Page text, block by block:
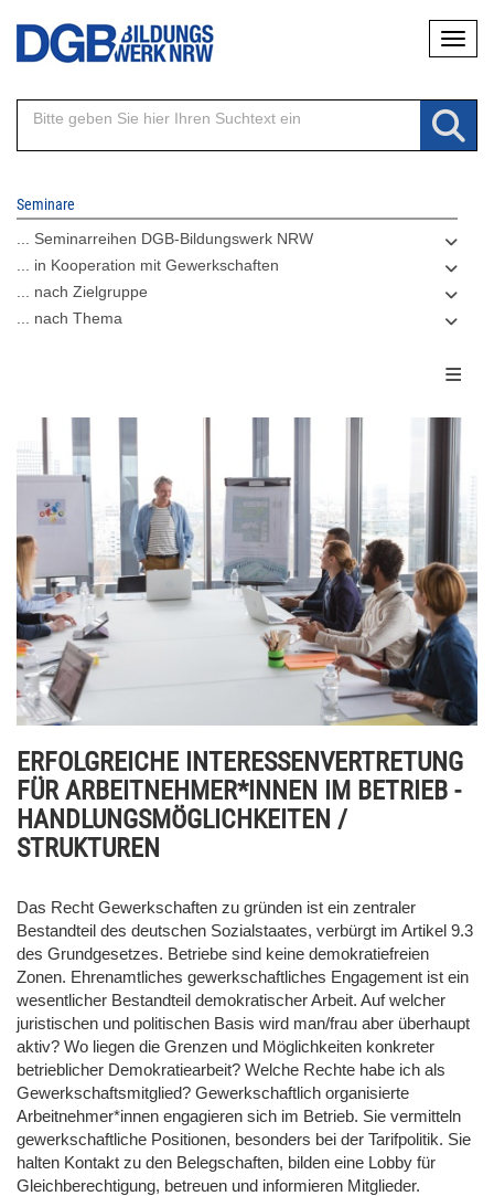
Direkt
Inhalt
Seminare
... Seminarreihen DGB-Bildungswerk NRW
... in Kooperation mit Gewerkschaften
... nach Zielgruppe
... nach Thema
ERFOLGREICHE INTERESSENVERTRETUNG
FÜR ARBEITNEHMER*INNEN IM BETRIEB -
HANDLUNGSMÖGLICHKEITEN /
STRUKTUREN
Das Recht Gewerkschaften zu gründen ist ein zentraler
Bestandteil des deutschen Sozialstaates, verbürgt im Artikel 9.3
des Grundgesetzes. Betriebe sind keine demokratiefreien
Zonen. Ehrenamtliches gewerkschaftliches Engagement ist ein
wesentlicher Bestandteil demokratischer Arbeit. Auf welcher
juristischen und politischen Basis wird man/frau aber überhaupt
aktiv? Wo liegen die Grenzen und Möglichkeiten konkreter
betrieblicher Demokratiearbeit? Welche Rechte habe ich als
Gewerkschaftsmitglied? Gewerkschaftlich organisierte
Arbeitnehmer*innen engagieren sich im Betrieb. Sie vermitteln
gewerkschaftliche Positionen, besonders bei der Tarifpolitik. Sie
halten Kontakt zu den Belegschaften, bilden eine Lobby für
Gleichberechtigung, betreuen und informieren Mitglieder.